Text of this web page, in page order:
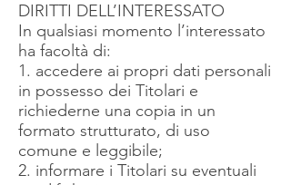
DIRITTI DELL’INTERESSATO
In qualsiasi momento l’interessato
ha facoltà di:
1. accedere ai propri dati personali
in possesso dei Titolari e
richiederne una copia in un
formato strutturato, di uso
comune e leggibile;
2. informare i Titolari su eventuali